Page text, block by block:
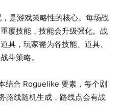
是游戏策略性的核心。每场战
覆技能，技能会升级强化。战
具，玩家需为各技能、道具、
斗策略。
结合 Roguelike 要素，每个剧
路线随机生成，路线点会有战